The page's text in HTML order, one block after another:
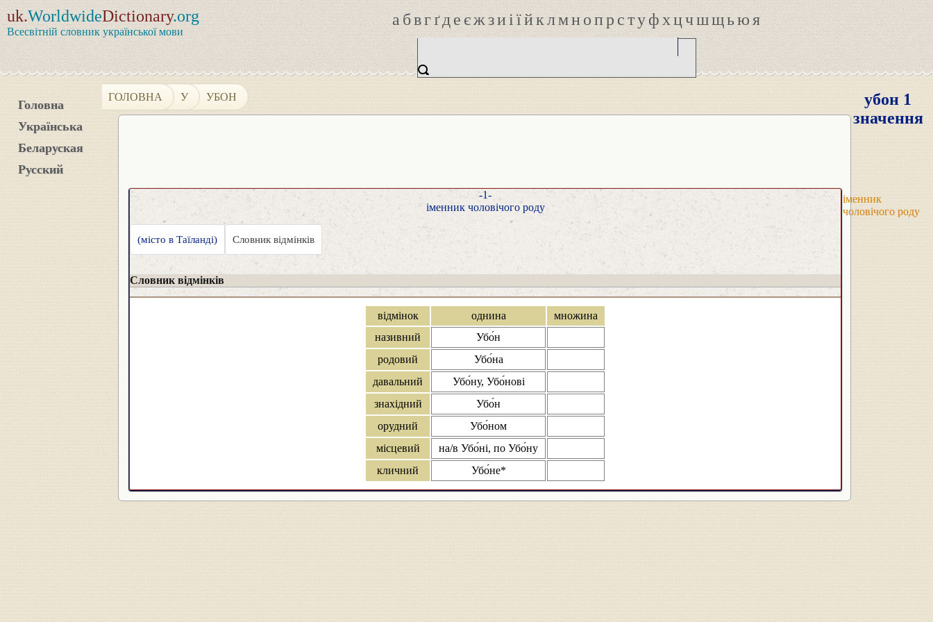
uk.WorldwideDictionary.org
Всесвітній словник української мови
абвгґдеєжзиіїйклмнопрстуфхцчшщьюя
Головна
Українська
Беларуская
Русский
ГОЛОВНА У УБОН
убон 1
значення
іменник
чоловічого роду
-1-
іменник чоловічого роду
(місто в Таїланді) Словник відмінків
Словник відмінків
відмінок однина
множина
називний
Убо́н
родовий
Убо́на
давальний
Убо́ну, Убо́нові
знахідний
Убо́н
орудний
Убо́ном
місцевий
на/в Убо́ні, по Убо́ну
кличний
Убо́не*